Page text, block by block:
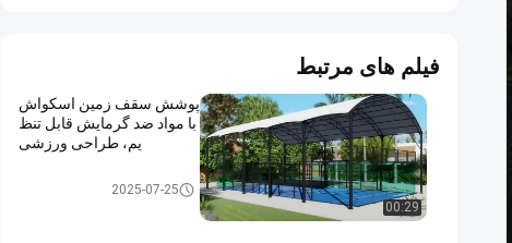
فیلم های مرتبط
00:29
پوشش سقف زمین اسکواش
با مواد ضد گرمایش قابل تنظ
یم، طراحی ورزشی
2025-07-25